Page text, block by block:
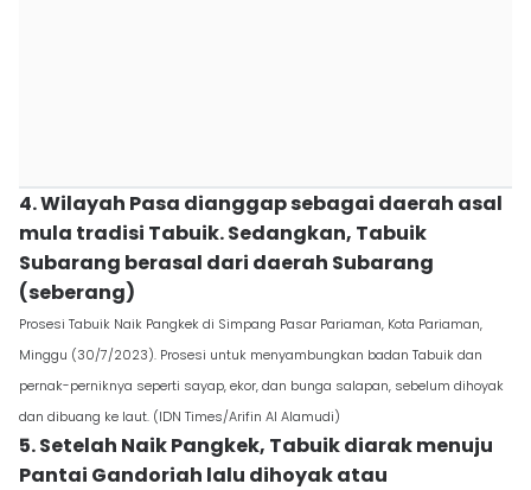
4. Wilayah Pasa dianggap sebagai daerah asal
mula tradisi Tabuik. Sedangkan, Tabuik
Subarang berasal dari daerah Subarang
(seberang)
Prosesi Tabuik Naik Pangkek di Simpang Pasar Pariaman, Kota Pariaman,
Minggu (30/7/2023). Prosesi untuk menyambungkan badan Tabuik dan
pernak-perniknya seperti sayap, ekor, dan bunga salapan, sebelum dihoyak
dan dibuang ke laut. (IDN Times/Arifin Al Alamudi)
5. Setelah Naik Pangkek, Tabuik diarak menuju
Pantai Gandoriah lalu dihoyak atau